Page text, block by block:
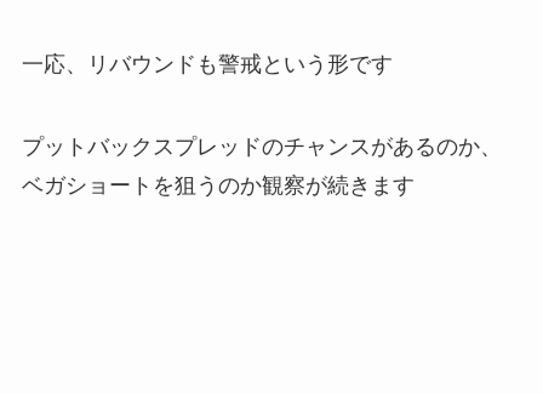
一応、リバウンドも警戒という形です
プットバックスプレッドのチャンスがあるのか、
ベガショートを狙うのか観察が続きます